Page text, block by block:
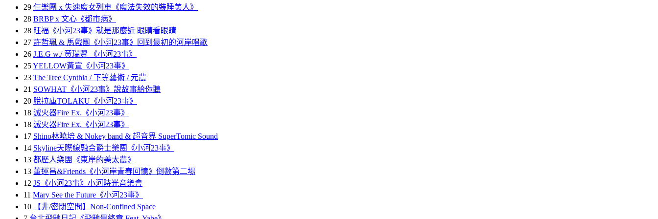
29 仨樂團 x 失速魔女列車《魔法失效的裝睡美人》
28 BRBP x 文心《都市病》
28 旺福《小河23事》就是那麼近 眼睛看眼睛
27 許哲珮 & 馬戲團《小河23事》回到最初的河岸唱歌
26 J.E.G w./ 黃瑞豐 《小河23事》
25YELLOW黃宣《小河23事》
23 The Tree Cynthia / 下等藝術 / 元農
21 SOWHAT《小河23事》說故事給你聽
20 脫拉庫TOLAKU《小河23事》
18 滅火器Fire Ex.《小河23事》
18 滅火器Fire Ex.《小河23事》
17 Shino林曉培 & Nokey band & 超音界 SuperTomic Sound
14 Skyline天際線融合爵士樂團《小河23事》
13 都歷人樂團《東岸的美太農》
13 董運昌&Friends《小河岸青春回憶》倒數第二場
12 JS《小河23事》小河時光音樂會
11 Mary See the Future《小河23事》
10
【非/密閉空間】Non-Confined Space